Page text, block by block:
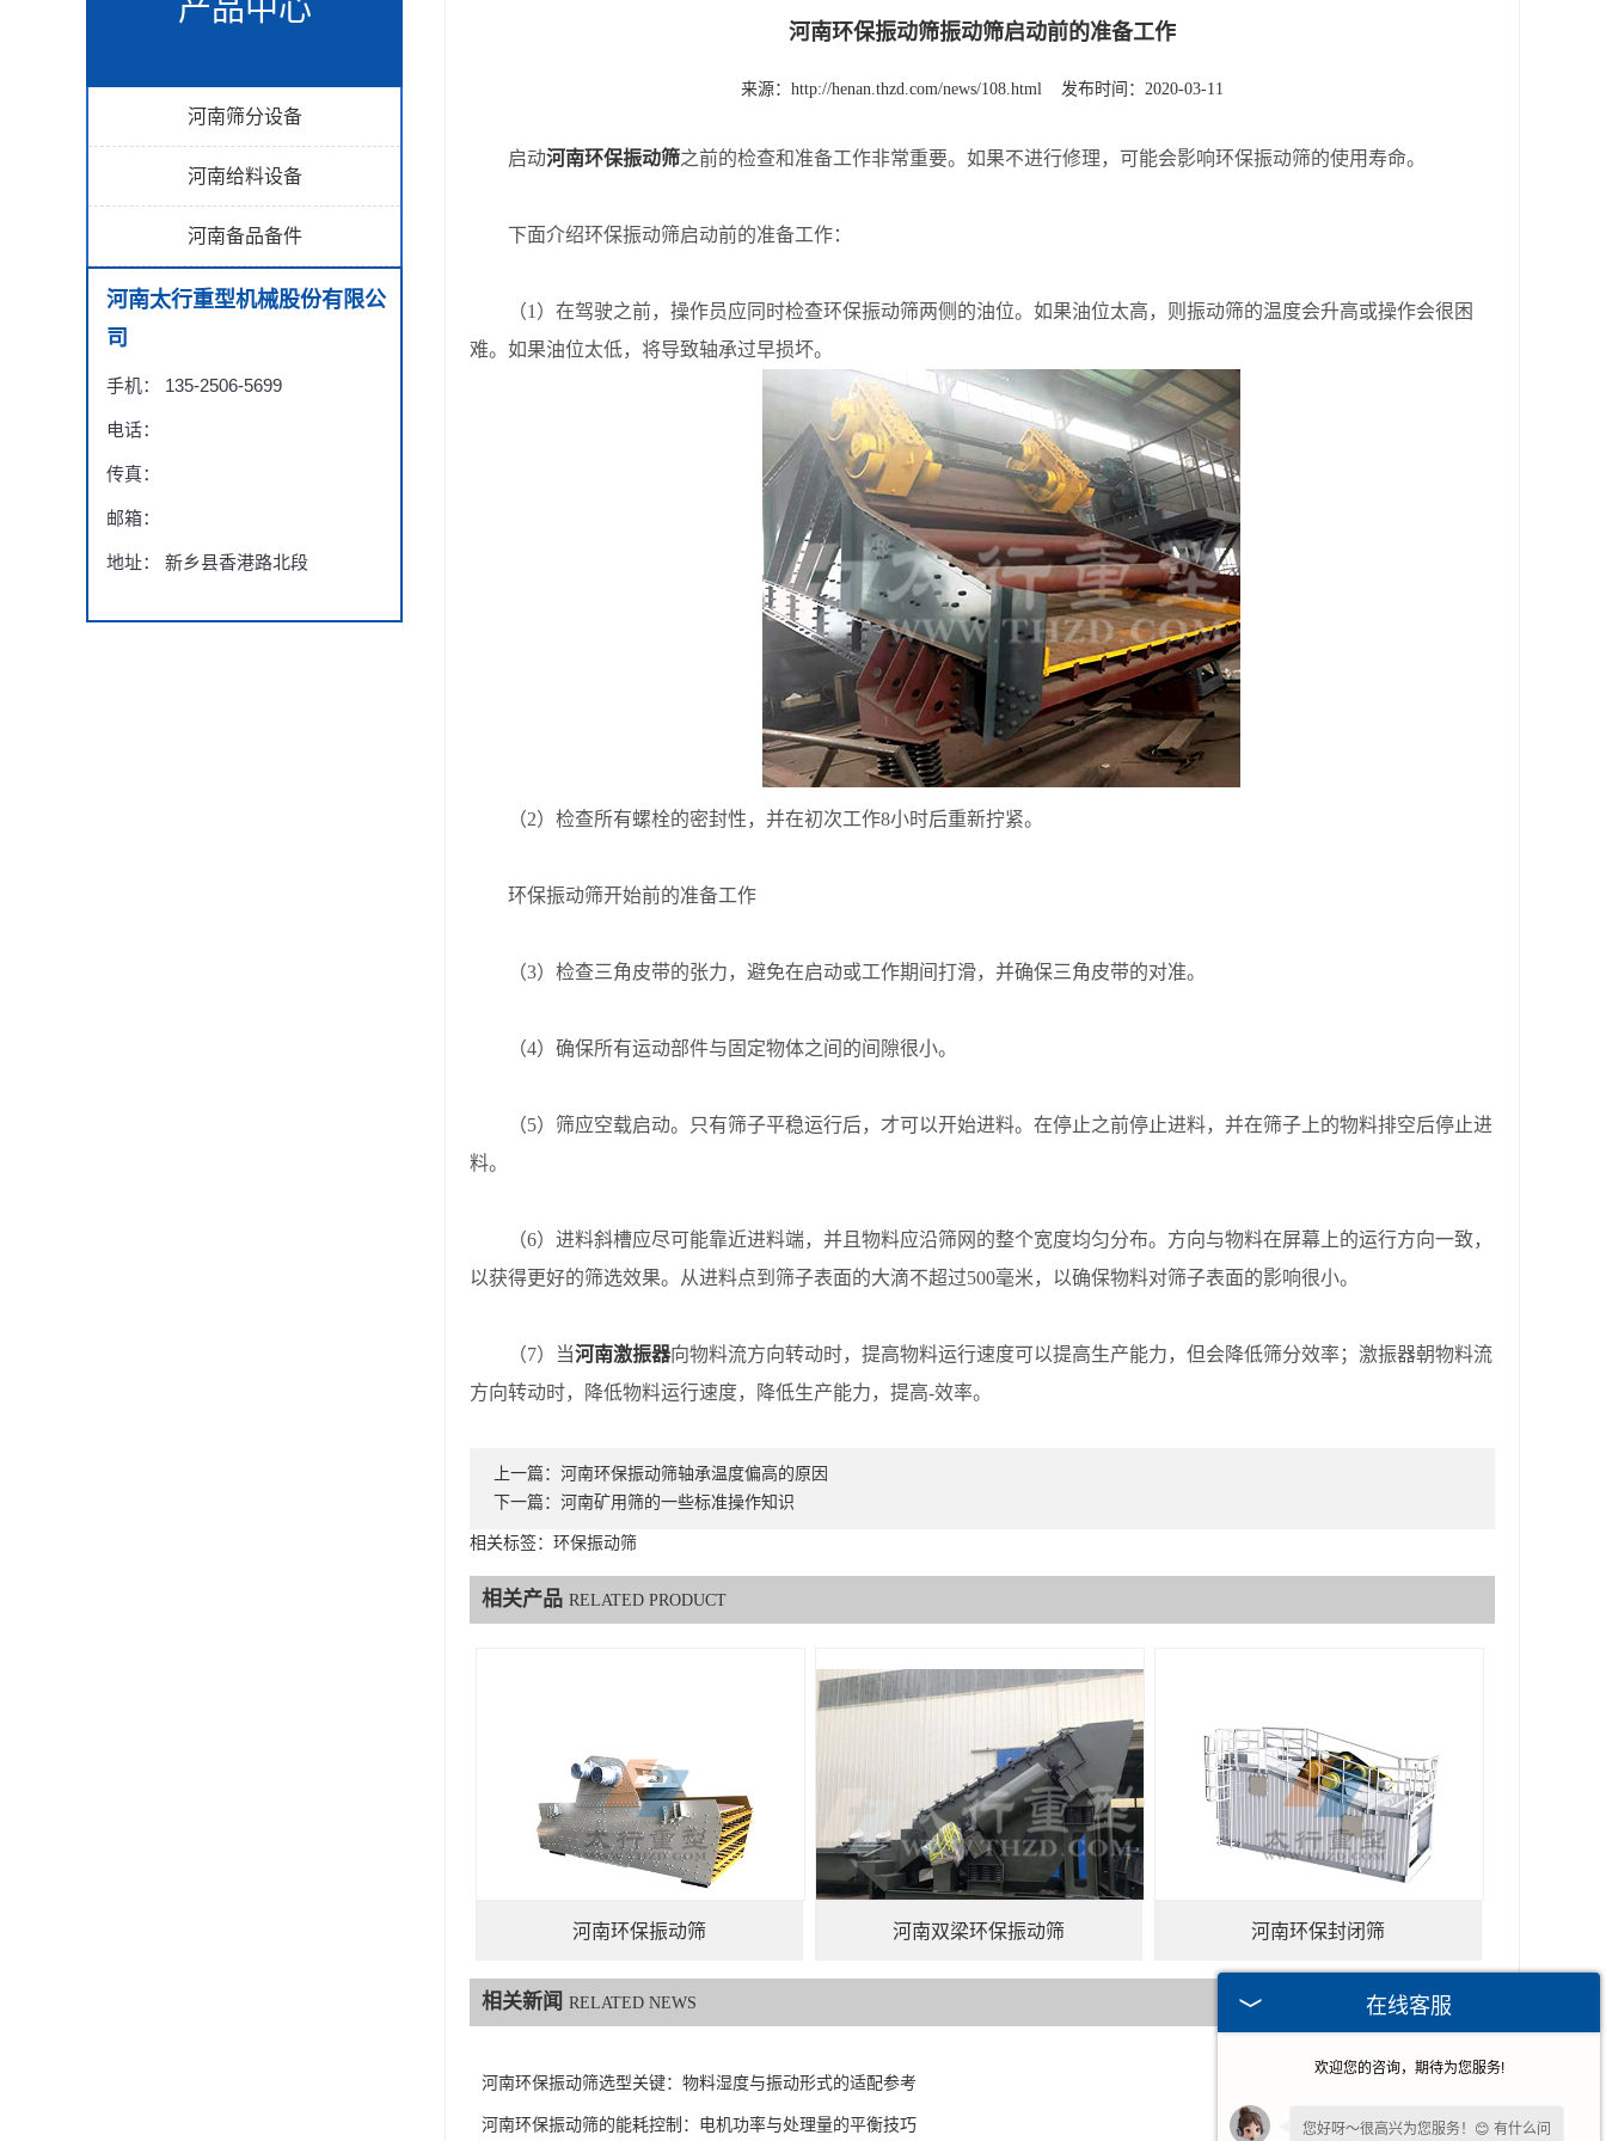
产品中心
河南筛分设备
河南给料设备
河南备品备件
河南太行重型机械股份有限公
司
手机： 135-2506-5699
电话：
传真：
邮箱：
地址： 新乡县香港路北段
河南环保振动筛振动筛启动前的准备工作
来源： http://henan.thzd.com/news/108.html 发布时间：2020-03-11
启动河南环保振动筛之前的检查和准备工作非常重要。如果不进行修理，可能会影响环保振动筛的使用寿命。
下面介绍环保振动筛启动前的准备工作：
（1）在驾驶之前，操作员应同时检查环保振动筛两侧的油位。如果油位太高，则振动筛的温度会升高或操作会很困
难。如果油位太低，将导致轴承过早损坏。
（2）检查所有螺栓的密封性，并在初次工作8小时后重新拧紧。
环保振动筛开始前的准备工作
（3）检查三角皮带的张力，避免在启动或工作期间打滑，并确保三角皮带的对准。
（4）确保所有运动部件与固定物体之间的间隙很小。
（5）筛应空载启动。只有筛子平稳运行后，才可以开始进料。在停止之前停止进料，并在筛子上的物料排空后停止进
料。
（6）进料斜槽应尽可能靠近进料端，并且物料应沿筛网的整个宽度均匀分布。方向与物料在屏幕上的运行方向一致，
以获得更好的筛选效果。从进料点到筛子表面的大滴不超过500毫米，以确保物料对筛子表面的影响很小。
（7）当河南激振器向物料流方向转动时，提高物料运行速度可以提高生产能力，但会降低筛分效率；激振器朝物料流
方向转动时，降低物料运行速度，降低生产能力，提高-效率。
上一篇： 河南环保振动筛轴承温度偏高的原因
下一篇： 河南矿用筛的一些标准操作知识
相关标签：环保振动筛
相关产品 RELATED PRODUCT
河南环保振动筛 河南双梁环保振动筛 河南环保封闭筛
相关新闻 RELATED NEWS
河南环保振动筛选型关键：物料湿度与振动形式的适配参考
河南环保振动筛的能耗控制：电机功率与处理量的平衡技巧 2026-02-06
在线客服
欢迎您的咨询，期待为您服务!
您好呀～很高兴为您服务！😊 有什么问